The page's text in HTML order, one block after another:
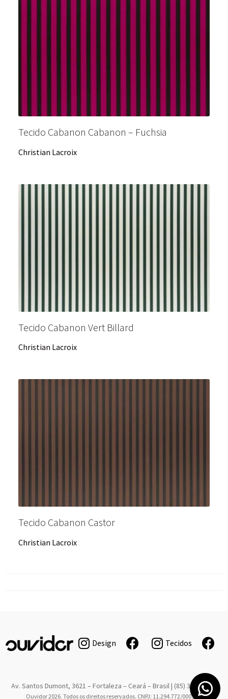
Tecido Cabanon Cabanon – Fuchsia
Christian Lacroix
Tecido Cabanon Vert Billard
Christian Lacroix
Tecido Cabanon Castor
Christian Lacroix
Design Tecidos
Av. Santos Dumont, 3621 – Fortaleza – Ceará – Brasil | (85) 3267-6766
Ouvidor 2026. Todos os direitos reservados. CNPJ: 11.294.772/0001-08